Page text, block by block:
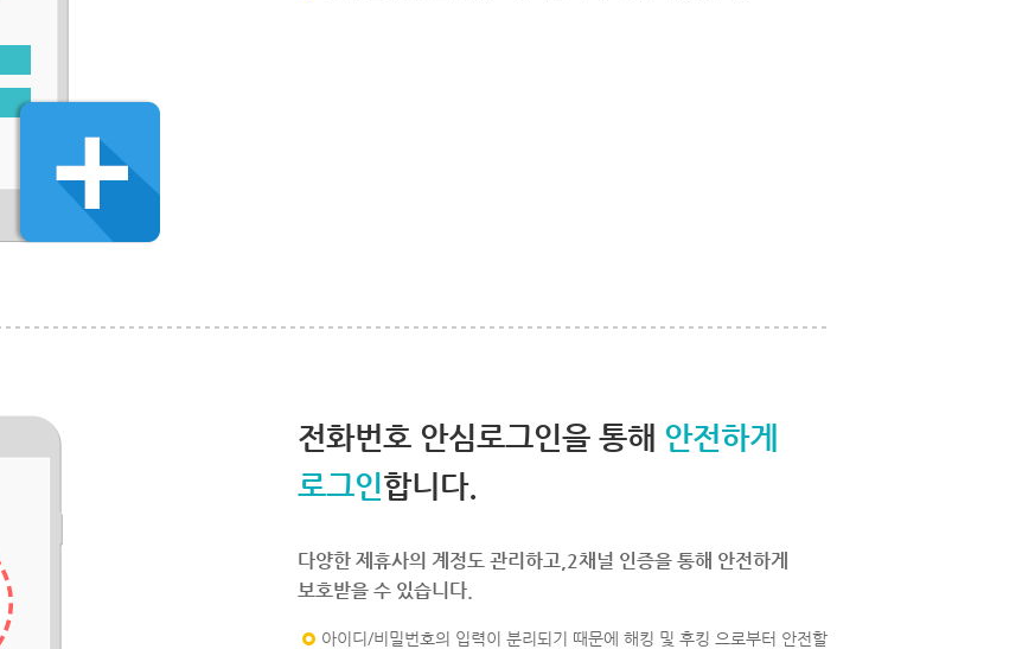
전화번호 안심로그인을 통해 안전하게
로그인합니다.
다양한 제휴사의 계정도 관리하고,2채널 인증을 통해 안전하게
보호받을 수 있습니다.
아이디/비밀번호의 입력이 분리되기 때문에 해킹 및 후킹 으로부터 안전할